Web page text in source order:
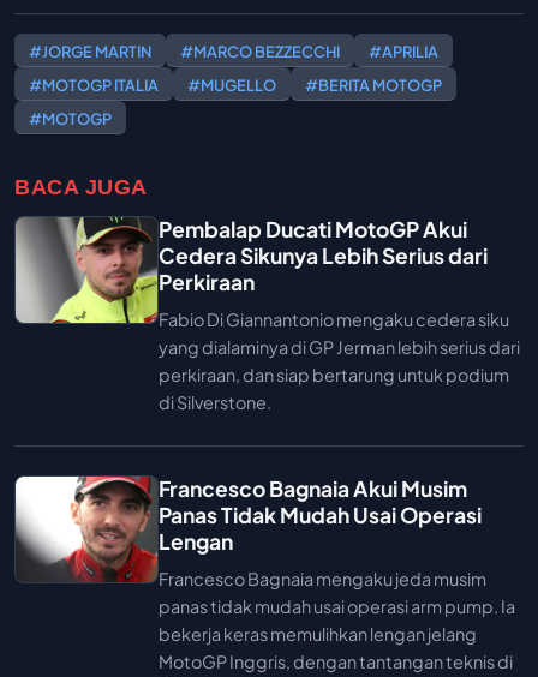
#JORGE MARTIN #MARCO BEZZECCHI
#APRILIA
#MOTOGP ITALIA
#MUGELLO
#BERITA MOTOGP
#MOTOGP
BACA JUGA
Pembalap Ducati MotoGP Akui
Cedera Sikunya Lebih Serius dari
Perkiraan
Fabio Di Giannantonio mengaku cedera siku
yang dialaminya di GP Jerman lebih serius dari
perkiraan, dan siap bertarung untuk podium
di Silverstone.
Francesco Bagnaia Akui Musim
Panas Tidak Mudah Usai Operasi
Lengan
Francesco Bagnaia mengaku jeda musim
panas tidak mudah usai operasi arm pump. Ia
bekerja keras memulihkan lengan jelang
MotoGP Inggris, dengan tantangan teknis di